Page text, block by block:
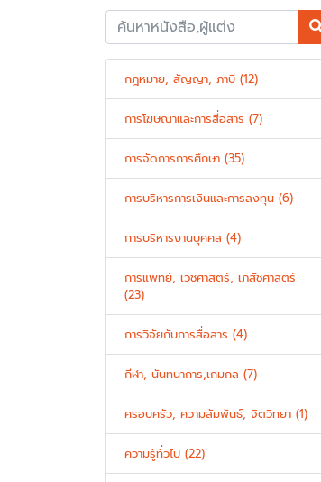
กฎหมาย, สัญญา, ภาษี (12)
การโฆษณาและการสื่อสาร (7)
การจัดการการศึกษา (35)
การบริหารการเงินและการลงทุน (6)
การบริหารงานบุคคล (4)
การแพทย์, เวชศาสตร์, เภสัชศาสตร์
(23)
การวิจัยกับการสื่อสาร (4)
กีฬา, นันทนาการ,เกมกล (7)
ครอบครัว, ความสัมพันธ์, จิตวิทยา (1)
ความรู้ทั่วไป (22)